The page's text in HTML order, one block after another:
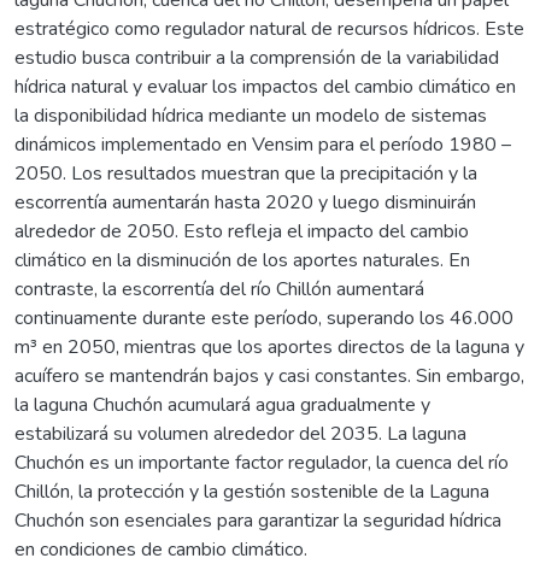
estratégico como regulador natural de recursos hídricos. Este
estudio busca contribuir a la comprensión de la variabilidad
hídrica natural y evaluar los impactos del cambio climático en
la disponibilidad hídrica mediante un modelo de sistemas
dinámicos implementado en Vensim para el período 1980 –
2050. Los resultados muestran que la precipitación y la
escorrentía aumentarán hasta 2020 y luego disminuirán
alrededor de 2050. Esto refleja el impacto del cambio
climático en la disminución de los aportes naturales. En
contraste, la escorrentía del río Chillón aumentará
continuamente durante este período, superando los 46.000
m³ en 2050, mientras que los aportes directos de la laguna y
acuífero se mantendrán bajos y casi constantes. Sin embargo,
la laguna Chuchón acumulará agua gradualmente y
estabilizará su volumen alrededor del 2035. La laguna
Chuchón es un importante factor regulador, la cuenca del río
Chillón, la protección y la gestión sostenible de la Laguna
Chuchón son esenciales para garantizar la seguridad hídrica
en condiciones de cambio climático.